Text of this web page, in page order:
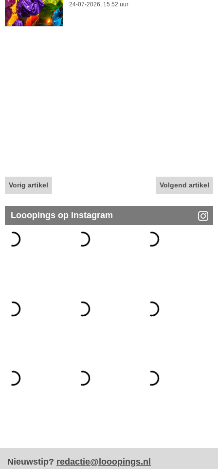
24-07-2026, 15.52 uur
Vorig artikel Volgend artikel
Looopings op Instagram
Nieuwstip? redactie@looopings.nl